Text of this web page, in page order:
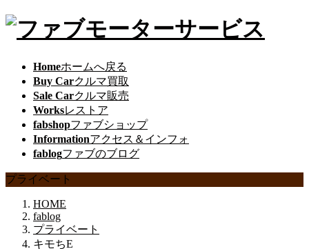
Homeホームへ戻る
Buy Carクルマ買取
Sale Carクルマ販売
Worksレストア
fabshopファブショップ
Informationアクセス＆インフォ
fablogファブのブログ
プライベート
HOME
fablog
プライベート
キモちE